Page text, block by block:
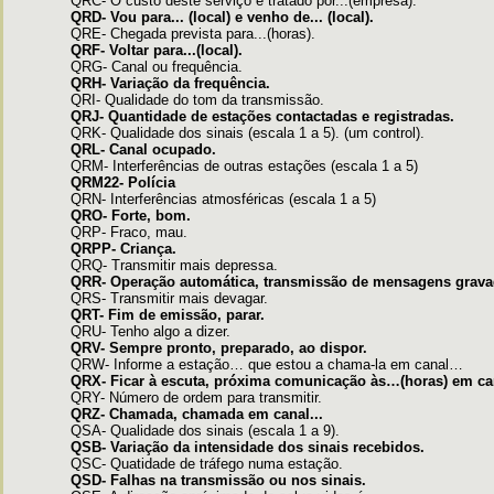
QRD- Vou para... (local) e venho de... (local).
QRE- Chegada prevista para...(horas).
QRF- Voltar para...(local).
QRG- Canal ou frequência.
QRH- Variação da frequência.
QRI- Qualidade do tom da transmissão.
QRJ- Quantidade de estações contactadas e registradas.
QRK- Qualidade dos sinais (escala 1 a 5). (um control).
QRL- Canal ocupado.
QRM- Interferências de outras estações (escala 1 a 5)
QRM22- Polícia
QRN- Interferências atmosféricas (escala 1 a 5)
QRO- Forte, bom.
QRP- Fraco, mau.
QRPP- Criança.
QRQ- Transmitir mais depressa.
QRR- Operação automática, transmissão de mensagens
QRS- Transmitir mais devagar.
QRT- Fim de emissão, parar.
QRU- Tenho algo a dizer.
QRV- Sempre pronto, preparado, ao dispor.
QRW- Informe a estação… que estou a chama-la em canal…
QRX- Ficar à escuta, próxima comunicação às…(horas) em
QRY- Número de ordem para transmitir.
QRZ- Chamada, chamada em canal...
QSA- Qualidade dos sinais (escala 1 a 9).
QSB- Variação da intensidade dos sinais recebidos.
QSC- Quatidade de tráfego numa estação.
QSD- Falhas na transmissão ou nos sinais.